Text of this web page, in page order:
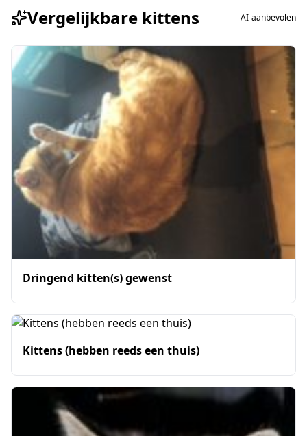
Vergelijkbare kittens AI-aanbevolen
Dringend kitten(s) gewenst
Kittens (hebben reeds een thuis)